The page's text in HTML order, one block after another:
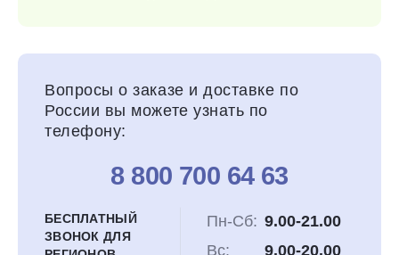
Вопросы о заказе и доставке по
России вы можете узнать по
телефону:
8 800 700 64 63
БЕСПЛАТНЫЙ
ЗВОНОК ДЛЯ
Пн-Сб: 9.00-21.00
Вс:
9.00-20.00